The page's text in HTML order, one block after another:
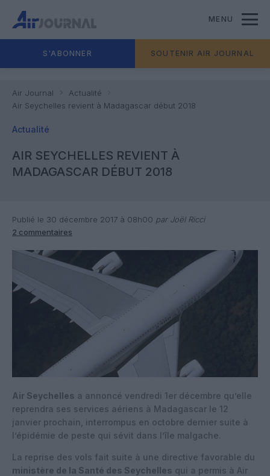
MENU
S'ABONNER SOUTENIR AIR JOURNAL
Air Journal
Actualité
Air Seychelles revient à Madagascar début 2018
Actualité
AIR SEYCHELLES REVIENT À
MADAGASCAR DÉBUT 2018
Publié le 30 décembre 2017 à 08h00 par Joël Ricci
2 commentaires
Air Seychelles a annoncé vendredi 1er décembre qu’elle
reprendra ses services aériens à Madagascar le 12
janvier prochain, interrompus en octobre dernier suite à
l’épidémie de peste qui sévit dans l’île malgache.
La reprise des vols fait suite à une directive favorable du
ministère de la Santé des Seychelles qui a permis à Air